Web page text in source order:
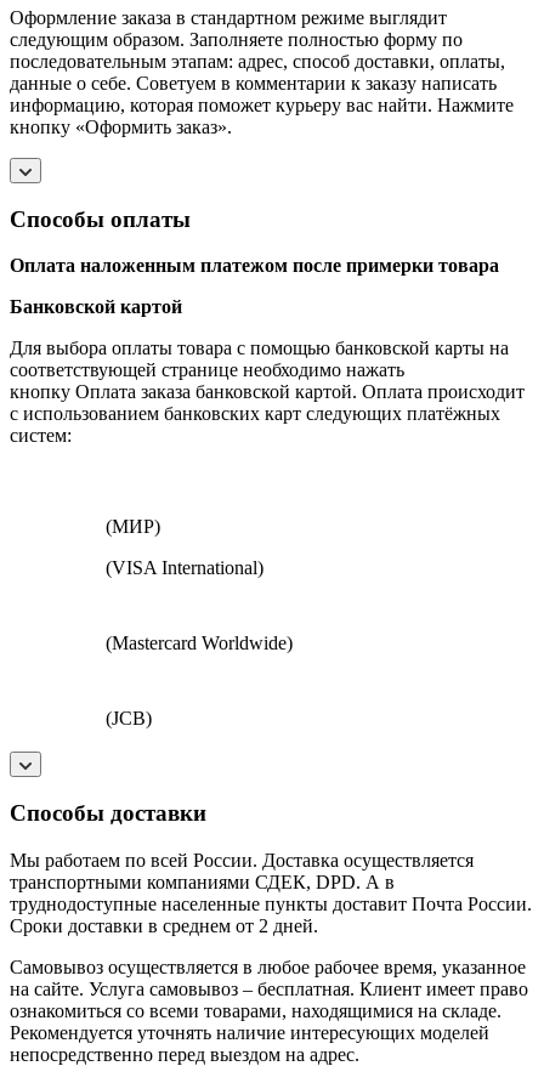
Оформление заказа в стандартном режиме выглядит
следующим образом. Заполняете полностью форму по
последовательным этапам: адрес, способ доставки, оплаты,
данные о себе. Советуем в комментарии к заказу написать
информацию, которая поможет курьеру вас найти. Нажмите
кнопку «Оформить заказ».
Способы оплаты
Оплата наложенным платежом после примерки товара
Банковской картой
Для выбора оплаты товара с помощью банковской карты на
соответствующей странице необходимо нажать
кнопку Оплата заказа банковской картой. Оплата происходит
с использованием банковских карт следующих платёжных
систем:
(МИР)
(VISA International)
(Mastercard Worldwide)
(JCB)
Способы доставки
Мы работаем по всей России. Доставка осуществляется
транспортными компаниями СДЕК, DPD. А в
труднодоступные населенные пункты доставит Почта России.
Сроки доставки в среднем от 2 дней.
Самовывоз осуществляется в любое рабочее время, указанное
на сайте. Услуга самовывоз – бесплатная. Клиент имеет право
ознакомиться со всеми товарами, находящимися на складе.
Рекомендуется уточнять наличие интересующих моделей
непосредственно перед выездом на адрес.